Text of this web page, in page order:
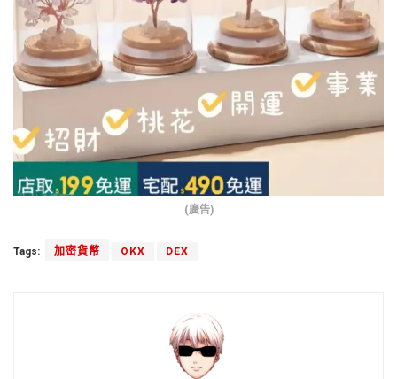
(廣告)
Tags: 加密貨幣 OKX DEX